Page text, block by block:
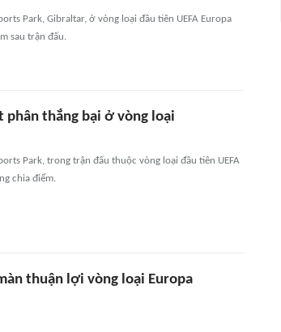
Park, Gibraltar, ở vòng loại đầu tiên UEFA Europa
sau trận đấu.
phân thắng bại ở vòng loại
Park, trong trận đấu thuộc vòng loại đầu tiên UEFA
chia điểm.
thuận lợi vòng loại Europa